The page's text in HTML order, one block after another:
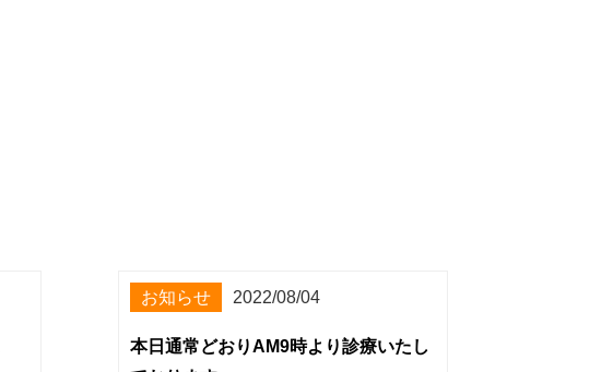
お知らせ 2022/08/04
本日通常どおりAM9時より診療いたし